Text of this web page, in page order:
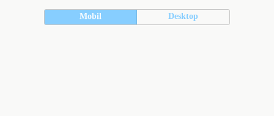
Mobil Desktop